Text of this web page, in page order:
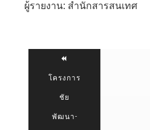
ผู้รายงาน: สำนักสารสนเทศ
โครงการ
ชัย
พัฒนา-